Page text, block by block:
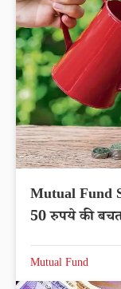
Mutual Fund
50 रुपये की
Mutual Fund